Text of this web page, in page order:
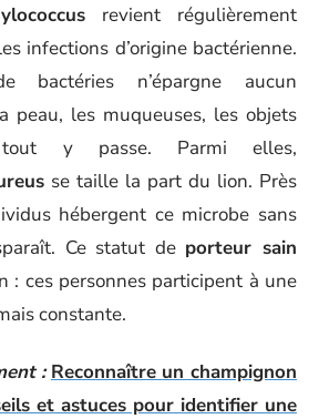
revient régulièrement
infections d’origine bactérienne.
bactéries n’épargne aucun
peau, les muqueuses, les objets
y passe. Parmi elles,
se taille la part du lion. Près
hébergent ce microbe sans
Ce statut de porteur sain
: ces personnes participent à une
constante.
: Reconnaître un champignon
et astuces pour identifier une